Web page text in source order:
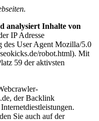
analysiert Inhalte von
IP Adresse
des User Agent Mozilla/5.0
robot.html). Mit
59 der aktivsten
der Backlink
Sie auch auf der